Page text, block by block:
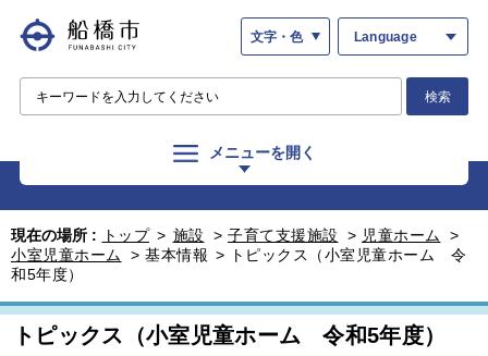
文字・色 Language
検索
メニューを開く
現在の場所 : トップ > 施設 > 子育て支援施設 > 児童ホーム
>
小室児童ホーム
> 基本情報 >
トピックス（小室児童ホーム 令
和5年度）
トピックス（小室児童ホーム 令和5年度）